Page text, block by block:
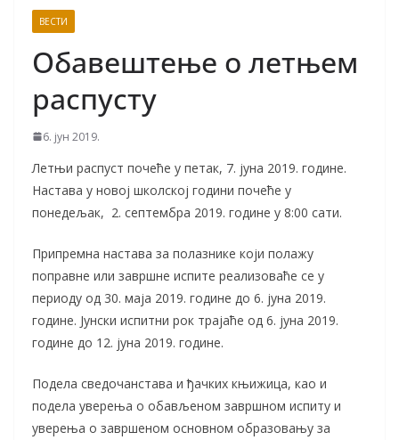
ВЕСТИ
Обавештење о летњем
распусту
6. јун 2019.
Летњи распуст почеће у петак, 7. јуна 2019. године.
Настава у новој школској години почеће у
понедељак, 2. септембра 2019. године у 8:00 сати.
Припремна настава за полазнике који полажу
поправне или завршне испите реализоваће се у
периоду од 30. маја 2019. године до 6. јуна 2019.
године. Јунски испитни рок трајаће од 6. јуна 2019.
године до 12. јуна 2019. године.
Подела сведочанстава и ђачких књижица, као и
подела уверења о обављеном завршном испиту и
уверења о завршеном основном образовању за